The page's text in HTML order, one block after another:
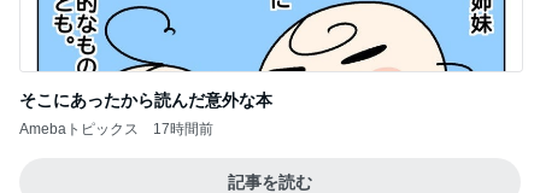
そこにあったから読んだ意外な本
Amebaトピックス 17時間前
記事を読む